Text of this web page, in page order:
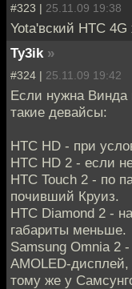
#323 | 25.11.09 19:38
Yota'вский HTC
Ty3ik »
#324 | 25.11.09 19:42
Если нужна Винда
такие девайсы:
HTC HD - при
HTC HD 2 - если
HTC Touch 2 - по
почивший Круиз.
HTC Diamond 2 -
габариты меньше.
Samsung Omnia 2
AMOLED-дисплей,
тому же у